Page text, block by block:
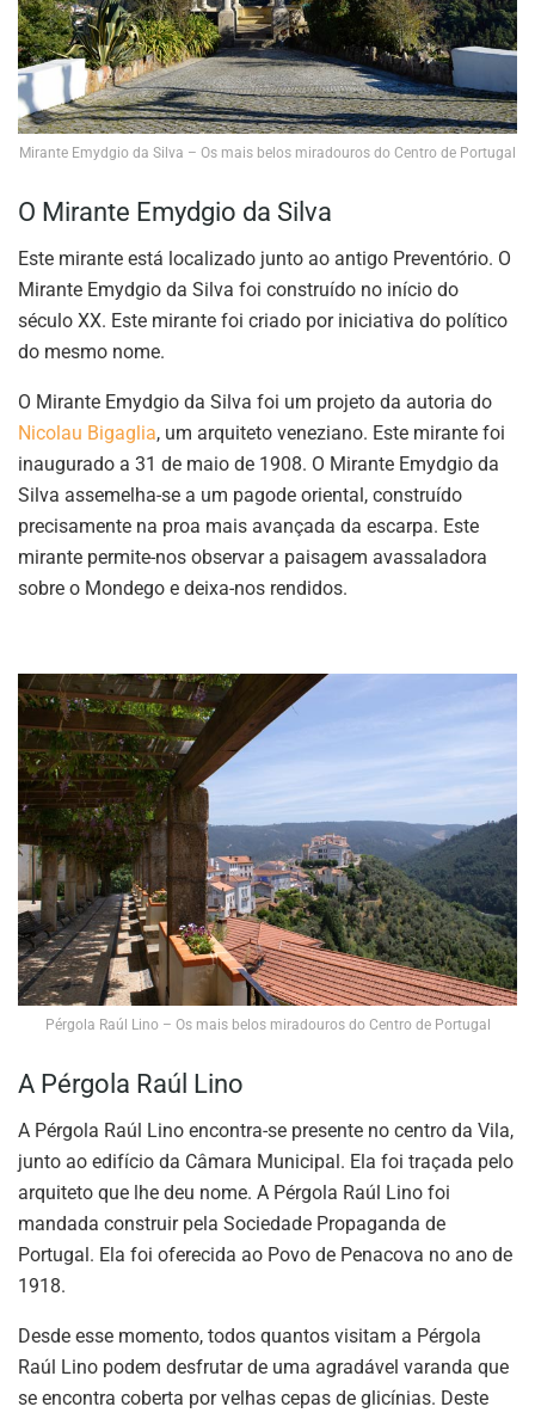
Mirante Emydgio da Silva – Os mais belos miradouros do Centro de Portugal
O Mirante Emydgio da Silva
Este mirante está localizado junto ao antigo Preventório. O
Mirante Emydgio da Silva foi construído no início do
século XX. Este mirante foi criado por iniciativa do político
do mesmo nome.
O Mirante Emydgio da Silva foi um projeto da autoria do
Nicolau Bigaglia, um arquiteto veneziano. Este mirante foi
inaugurado a 31 de maio de 1908. O Mirante Emydgio da
Silva assemelha-se a um pagode oriental, construído
precisamente na proa mais avançada da escarpa. Este
mirante permite-nos observar a paisagem avassaladora
sobre o Mondego e deixa-nos rendidos.
Pérgola Raúl Lino – Os mais belos miradouros do Centro de Portugal
A Pérgola Raúl Lino
A Pérgola Raúl Lino encontra-se presente no centro da Vila,
junto ao edifício da Câmara Municipal. Ela foi traçada pelo
arquiteto que lhe deu nome. A Pérgola Raúl Lino foi
mandada construir pela Sociedade Propaganda de
Portugal. Ela foi oferecida ao Povo de Penacova no ano de
1918.
Desde esse momento, todos quantos visitam a Pérgola
Raúl Lino podem desfrutar de uma agradável varanda que
se encontra coberta por velhas cepas de glicínias. Deste